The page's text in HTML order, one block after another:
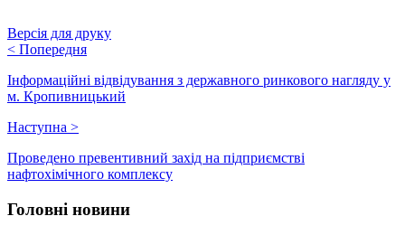
Версія для друку
< Попередня
Інформаційні відвідування з державного ринкового нагляду у
м. Кропивницький
Наступна >
Проведено превентивний захід на підприємстві
нафтохімічного комплексу
Головні новини